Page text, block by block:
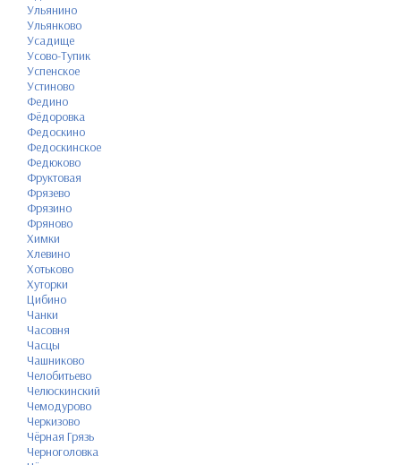
Ульянино
Ульянково
Усадище
Усово-Тупик
Успенское
Устиново
Федино
Фёдоровка
Федоскино
Федоскинское
Федюково
Фруктовая
Фрязево
Фрязино
Фряново
Химки
Хлевино
Хотьково
Хуторки
Цибино
Чанки
Часовня
Часцы
Чашниково
Челобитьево
Челюскинский
Чемодурово
Черкизово
Чёрная Грязь
Черноголовка